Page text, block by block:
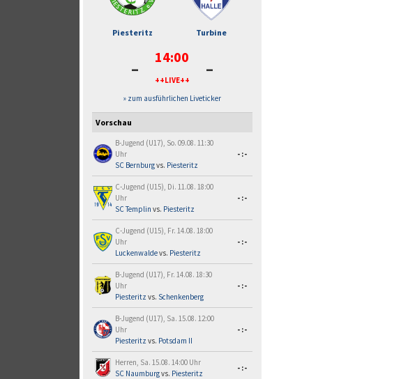
Piesteritz Turbine
- 14:00
++LIVE++ -
» zum ausführlichen Liveticker
Vorschau
B-Jugend (U17), So. 09.08. 11:30
Uhr
SC Bernburgvs. Piesteritz
-:-
C-Jugend (U15), Di. 11.08. 18:00
Uhr
SC Templin vs. Piesteritz
-:-
C-Jugend (U15), Fr. 14.08. 18:00
Uhr
Luckenwaldevs. Piesteritz
-:-
B-Jugend (U17), Fr. 14.08. 18:30
Uhr
Piesteritz vs. Schenkenberg
-:-
B-Jugend (U17), Sa. 15.08. 12:00
Uhr
Piesteritz vs. Potsdam II
-:-
Herren, Sa. 15.08. 14:00 Uhr
SC Naumburgvs. Piesteritz
-:-